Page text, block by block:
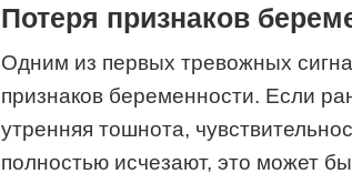
Потеря признаков
Одним из первых тревожных
признаков беременности. Если
утренняя тошнота,
полностью исчезают, это может